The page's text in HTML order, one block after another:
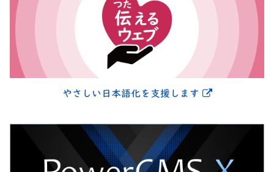
やさしい日本語化を支援します 別ウィンドウ